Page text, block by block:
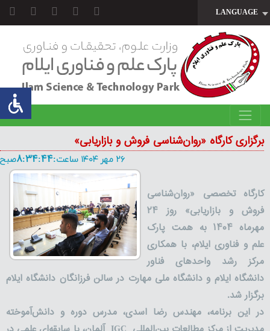
LANGUAGE
برگزاری کارگاه «روان‌شناسی فروش و بازاریابی»
۲۶ مهر ۱۴۰۴ ساعت:8:34:44صبح
کارگاه تخصصی «روان‌شناسی
فروش و بازاریابی» روز ۲۴
مهرماه ۱۴۰۴ به همت پارک
علم و فناوری ایلام، با همکاری
مرکز رشد واحدهای فناور
دانشگاه ایلام و دانشگاه ملی مهارت در سالن فرزانگان دانشگاه ایلام
برگزار شد.
در این برنامه، مهندس رضا اسدی، مدرس دوره و دانش‌آموخته